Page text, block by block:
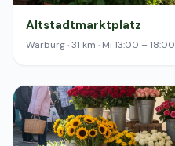
Altstadtmarktplatz
Warburg · 31 km · Mi 13:00 – 18:00